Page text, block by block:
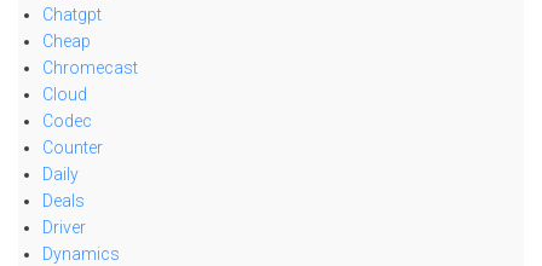
Chatgpt
Cheap
Chromecast
Cloud
Codec
Counter
Daily
Deals
Driver
Dynamics